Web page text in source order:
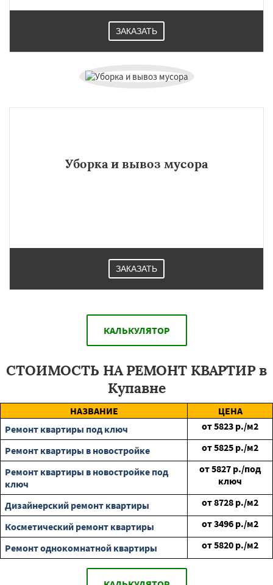
ЗАКАЗАТЬ
Уборка и вывоз мусора
ЗАКАЗАТЬ
КАЛЬКУЛЯТОР
СТОИМОСТЬ НА РЕМОНТ КВАРТИР в
Купавне
НАЗВАНИЕ
ЦЕНА
Ремонт квартиры под ключ
от5823 р./м2
Ремонт квартиры в новостройке
от5825 р./м2
Ремонт квартиры в новостройке под
ключ
от5827 р./под
ключ
Дизайнерский ремонт квартиры
от8728 р./м2
Косметический ремонт квартиры
от3496 р./м2
Ремонт однокомнатной квартиры
от5820 р./м2